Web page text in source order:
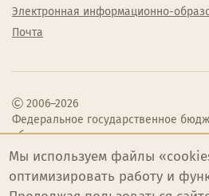
Электронная информационно-
Почта
2006–2026
Федеральное государственное
образовательное учреждение
образования «Челябинский
институт культуры»
Мы используем файлы
оптимизировать работу и